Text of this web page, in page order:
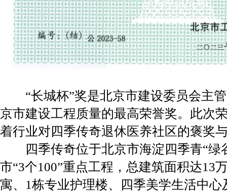
“长城杯”奖是北京市建设委员会主管
京市建设工程质量的最高荣誉奖。此次
着行业对四季传奇退休医养社区的褒奖
四季传奇位于北京市海淀四季青“绿
市“3个100”重点工程，总建筑面积达13
寓、1栋专业护理楼、四季美学生活中